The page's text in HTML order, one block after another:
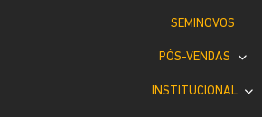
SEMINOVOS
PÓS-VENDAS
INSTITUCIONAL